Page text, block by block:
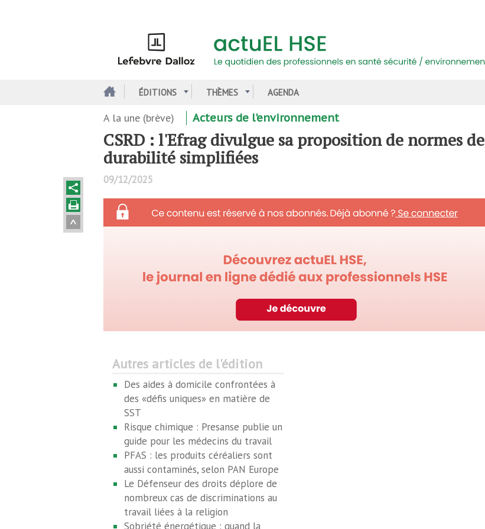
ÉDITIONS THÈMES AGENDA
A la une (brève) Acteurs de l'environnement
CSRD : l'Efrag divulgue sa proposition de normes de
durabilité simplifiées
09/12/2025
Autres articles de l'édition
Des aides à domicile confrontées à
des «défis uniques» en matière de
SST
Risque chimique : Presanse publie un
guide pour les médecins du travail
PFAS : les produits céréaliers sont
aussi contaminés, selon PAN Europe
Le Défenseur des droits déplore de
nombreux cas de discriminations au
travail liées à la religion
Sobriété énergétique : quand la